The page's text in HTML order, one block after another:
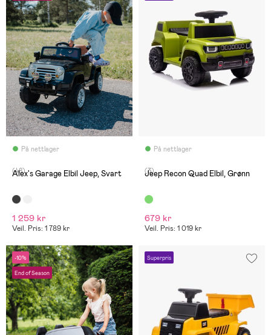
På nettlager
(48)
Alex's Garage Elbil Jeep, Svart
1 259 kr
Veil. Pris: 1 789 kr
På nettlager
(3)
Jeep Recon Quad Elbil, Grønn
679 kr
Veil. Pris: 1 019 kr
-10%
End of Season
Superpris